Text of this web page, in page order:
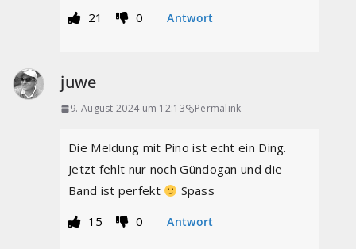
21
0 Antwort
juwe
9. August 2024 um 12:13 Permalink
Die Meldung mit Pino ist echt ein Ding.
Jetzt fehlt nur noch Gündogan und die
Band ist perfekt
Spass
15
0 Antwort